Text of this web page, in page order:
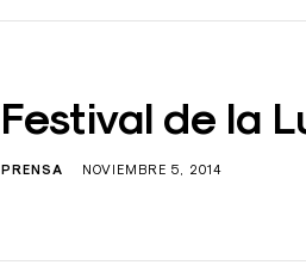
Festival de la
PRENSA NOVIEMBRE 5, 2014